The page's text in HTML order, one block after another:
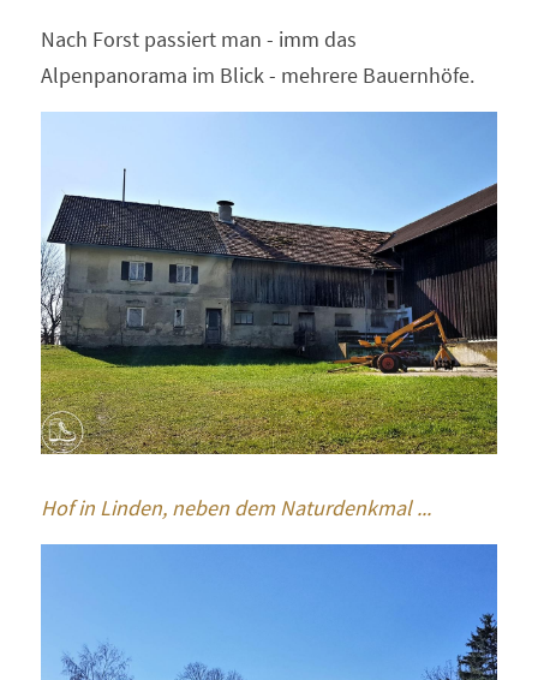
Nach Forst passiert man - imm das
Alpenpanorama im Blick - mehrere Bauernhöfe.
Hof in Linden, neben dem Naturdenkmal ...